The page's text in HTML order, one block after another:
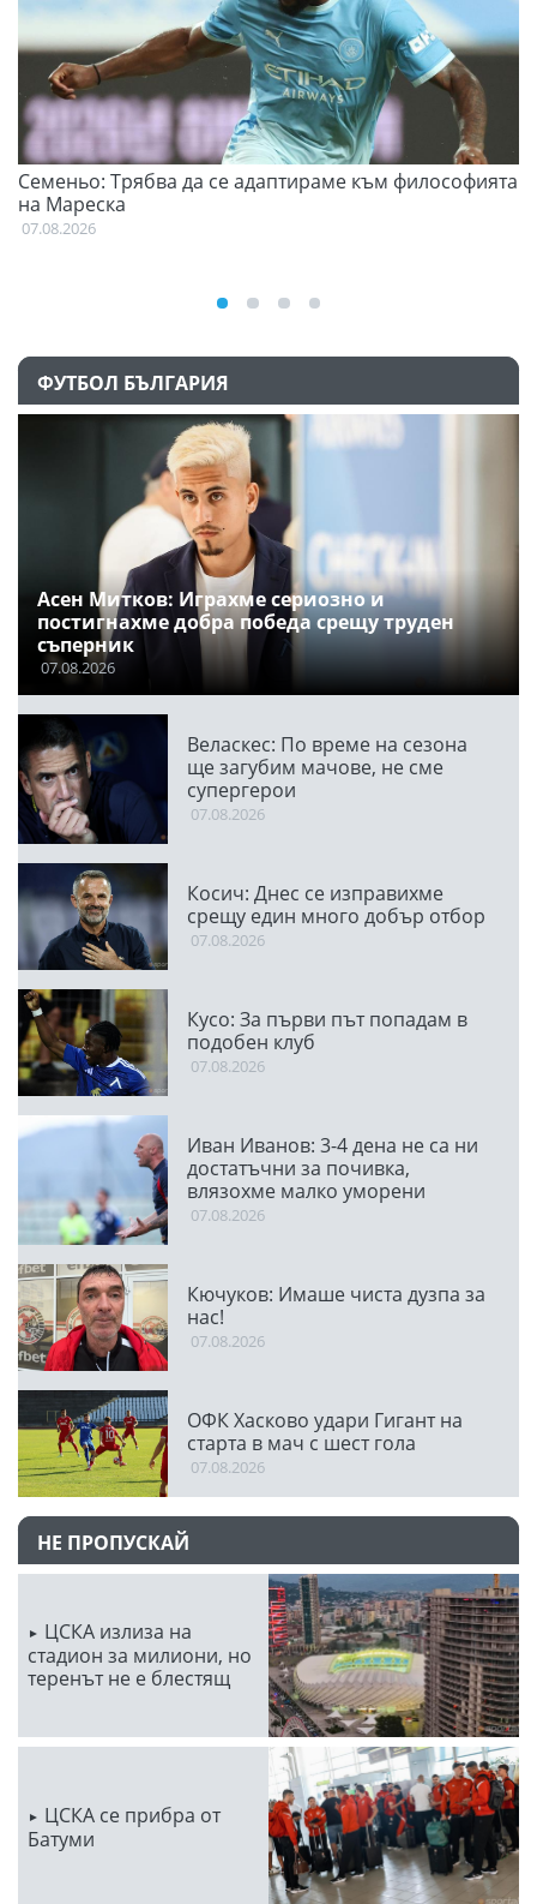
Семеньо: Трябва да се адаптираме към философията
на Мареска
07.08.2026
ФУТБОЛ БЪЛГАРИЯ
Асен Митков: Играхме сериозно и
постигнахме добра победа срещу труден
съперник
07.08.2026
Веласкес: По време на сезона
ще загубим мачове, не сме
супергерои
07.08.2026
Косич: Днес се изправихме
срещу един много добър отбор
07.08.2026
Кусо: За първи път попадам в
подобен клуб
07.08.2026
Иван Иванов: 3-4 дена не са ни
достатъчни за почивка,
влязохме малко уморени
07.08.2026
Кючуков: Имаше чиста дузпа за
нас!
07.08.2026
ОФК Хасково удари Гигант на
старта в мач с шест гола
07.08.2026
НЕ ПРОПУСКАЙ
ЦСКА излиза на
стадион за милиони, но
теренът не е блестящ
ЦСКА се прибра от
Батуми